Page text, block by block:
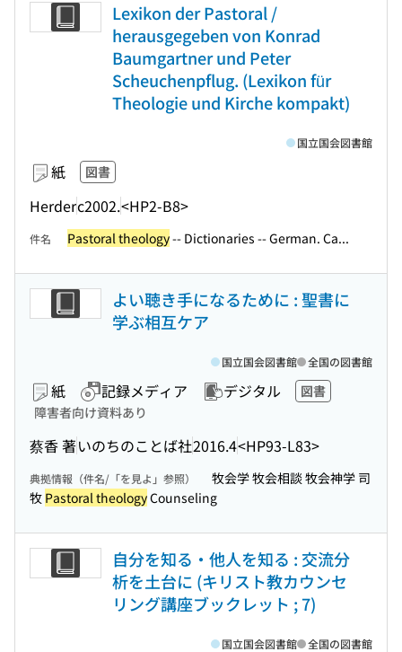
Lexikon der Pastoral /
herausgegeben von Konrad
Baumgartner und Peter
Scheuchenpflug. (Lexikon für
Theologie und Kirche kompakt)
紙 図書
Herderc2002.<HP2-B8>
国立国会図書館
件名 Pastoral theology-- Dictionaries -- German. Ca...
よい聴き手になるために : 聖書に
学ぶ相互ケア
紙 記録メディア デジタル
図書
障害者向け資料あり
蔡香 著いのちのことば社2016.4<HP93-L83>
国立国会図書館 全国の図書館
典拠情報（件名/「を見よ」参照）
牧会学 牧会相談 牧会神学 司
牧 Pastoral theologyCounseling
自分を知る・他人を知る : 交流分
析を土台に (キリスト教カウンセ
リング講座ブックレット ; 7)
国立国会図書館 全国の図書館